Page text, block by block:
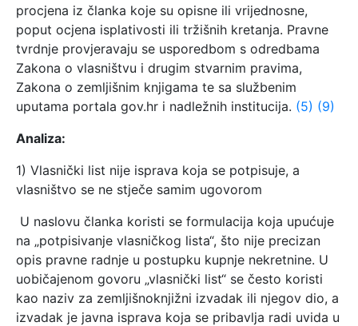
procjena iz članka koje su opisne ili vrijednosne,
poput ocjena isplativosti ili tržišnih kretanja. Pravne
tvrdnje provjeravaju se usporedbom s odredbama
Zakona o vlasništvu i drugim stvarnim pravima,
Zakona o zemljišnim knjigama te sa službenim
uputama portala gov.hr i nadležnih institucija. (5) (9)
Analiza:
1) Vlasnički list nije isprava koja se potpisuje, a
vlasništvo se ne stječe samim ugovorom
U naslovu članka koristi se formulacija koja upućuje
na „potpisivanje vlasničkog lista“, što nije precizan
opis pravne radnje u postupku kupnje nekretnine. U
uobičajenom govoru „vlasnički list“ se često koristi
kao naziv za zemljišnoknjižni izvadak ili njegov dio, a
izvadak je javna isprava koja se pribavlja radi uvida u